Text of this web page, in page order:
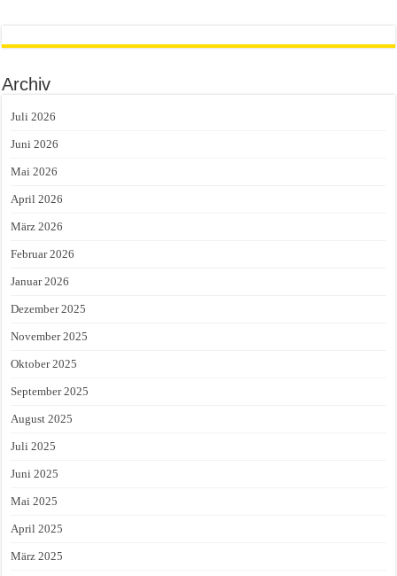
Archiv
Juli 2026
Juni 2026
Mai 2026
April 2026
März 2026
Februar 2026
Januar 2026
Dezember 2025
November 2025
Oktober 2025
September 2025
August 2025
Juli 2025
Juni 2025
Mai 2025
April 2025
März 2025